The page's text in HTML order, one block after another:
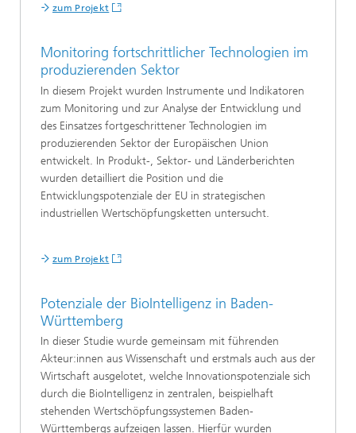
zum Projekt
Monitoring fortschrittlicher Technologien im
produzierenden Sektor
In diesem Projekt wurden Instrumente und Indikatoren
zum Monitoring und zur Analyse der Entwicklung und
des Einsatzes fortgeschrittener Technologien im
produzierenden Sektor der Europäischen Union
entwickelt. In Produkt-, Sektor- und Länderberichten
wurden detailliert die Position und die
Entwicklungspotenziale der EU in strategischen
industriellen Wertschöpfungsketten untersucht.
zum Projekt
Potenziale der BioIntelligenz in Baden-
Württemberg
In dieser Studie wurde gemeinsam mit führenden
Akteur:innen aus Wissenschaft und erstmals auch aus der
Wirtschaft ausgelotet, welche Innovationspotenziale sich
durch die BioIntelligenz in zentralen, beispielhaft
stehenden Wertschöpfungssystemen Baden-
Württembergs aufzeigen lassen. Hierfür wurden